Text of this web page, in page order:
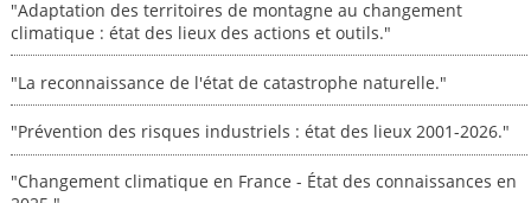
"Adaptation des territoires de montagne au changement
climatique : état des lieux des actions et outils."
"La reconnaissance de l'état de catastrophe naturelle."
"Prévention des risques industriels : état des lieux 2001-2026."
"Changement climatique en France - État des connaissances en